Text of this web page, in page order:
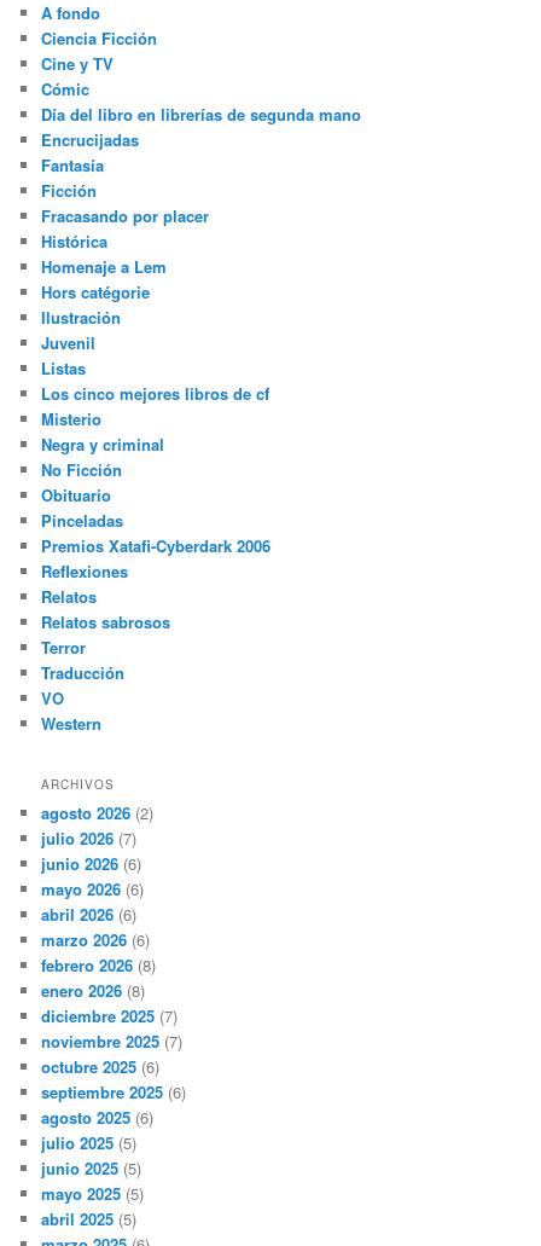
A fondo
Ciencia Ficción
Cine y TV
Cómic
Día del libro en librerías de segunda mano
Encrucijadas
Fantasía
Ficción
Fracasando por placer
Histórica
Homenaje a Lem
Hors catégorie
Ilustración
Juvenil
Listas
Los cinco mejores libros de cf
Misterio
Negra y criminal
No Ficción
Obituario
Pinceladas
Premios Xatafi-Cyberdark 2006
Reflexiones
Relatos
Relatos sabrosos
Terror
Traducción
VO
Western
ARCHIVOS
agosto 2026 (2)
julio 2026 (7)
junio 2026 (6)
mayo 2026 (6)
abril 2026 (6)
marzo 2026 (6)
febrero 2026 (8)
enero 2026 (8)
diciembre 2025 (7)
noviembre 2025 (7)
octubre 2025 (6)
septiembre 2025 (6)
agosto 2025 (6)
julio 2025 (5)
junio 2025 (5)
mayo 2025 (5)
abril 2025 (5)